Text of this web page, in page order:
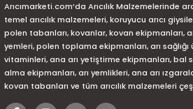
Arıcımarketi.com’da Arıcılık Malzemelerinde
temel arıcılık malzemeleri, koruyucu arıcı
polen tabanları, kovanlar, kovan ekipmanları,
yemleri, polen toplama ekipmanları, arı sağlığı
vitaminleri, ana arı yetiştirme ekipmanları, bal
alma ekipmanları, arı yemlikleri, ana arı
kovan tabanları ve tüm arıcılık malzemeleri